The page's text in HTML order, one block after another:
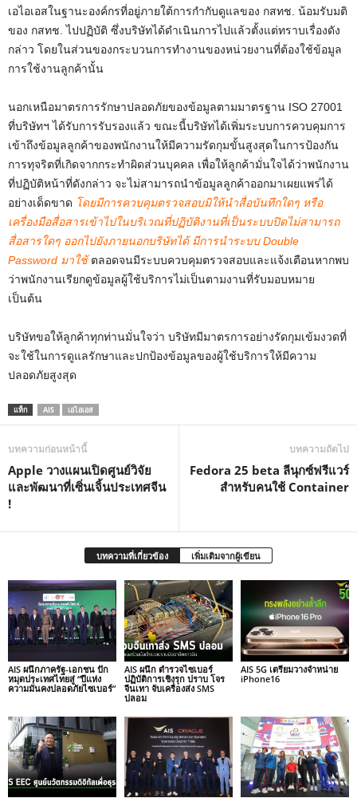
เอไอเอสในฐานะองค์กรที่อยู่ภายใต้การกำกับดูแลของ กสทช. น้อมรับมติ
ของ กสทช. ไปปฏิบัติ ซึ่งบริษัทได้ดำเนินการไปแล้วตั้งแต่ทราบเรื่องดัง
กล่าว โดยในส่วนของกระบวนการทำงานของหน่วยงานที่ต้องใช้ข้อมูล
การใช้งานลูกค้านั้น
นอกเหนือมาตรการรักษาปลอดภัยของข้อมูลตามมาตรฐาน ISO 27001
ที่บริษัทฯ ได้รับการรับรองแล้ว ขณะนี้บริษัทได้เพิ่มระบบการควบคุมการ
เข้าถึงข้อมูลลูกค้าของพนักงานให้มีความรัดกุมขั้นสูงสุดในการป้องกัน
การทุจริตที่เกิดจากกระทำผิดส่วนบุคคล เพื่อให้ลูกค้ามั่นใจได้ว่าพนักงาน
ที่ปฏิบัติหน้าที่ดังกล่าว จะไม่สามารถนำข้อมูลลูกค้าออกมาเผยแพร่ได้
อย่างเด็ดขาด โดยมีการควบคุมตรวจสอบมิให้นำสื่อบันทึกใดๆ หรือ
เครื่องมือสื่อสารเข้าไปในบริเวณที่ปฏิบัติงานที่เป็นระบบปิดไม่สามารถ
สื่อสารใดๆ ออกไปยังภายนอกบริษัทได้ มีการนำระบบ Double
Password มาใช้ตลอดจนมีระบบควบคุมตรวจสอบและแจ้งเตือนหากพบ
ว่าพนักงานเรียกดูข้อมูลผู้ใช้บริการไม่เป็นตามงานที่รับมอบหมาย
เป็นต้น
บริษัทขอให้ลูกค้าทุกท่านมั่นใจว่า บริษัทมีมาตรการอย่างรัดกุมเข้มงวดที่
จะใช้ในการดูแลรักษาและปกป้องข้อมูลของผู้ใช้บริการให้มีความ
ปลอดภัยสูงสุด
แท็ก AIS เอไอเอส
บทความก่อนหน้านี้
Apple วางแผนเปิดศูนย์วิจัย
และพัฒนาที่เซิ่นเจิ้นประเทศจีน
!
บทความถัดไป
Fedora 25 beta ลีนุกซ์ฟรีแวร์
สำหรับคนใช้ Container
บทความที่เกี่ยวข้อง เพิ่มเติมจากผู้เขียน
AIS ผนึกภาครัฐ-เอกชน ปัก
หมุดประเทศไทยสู่ “ปีแห่ง
ความมั่นคงปลอดภัยไซเบอร์”
AIS ผนึก ตำรวจไซเบอร์
ปฏิบัติการเชิงรุก ปราบ โจร
จีนเทา จับเครื่องส่ง SMS
ปลอม
AIS 5G เตรียมวางจำหน่าย
iPhone16